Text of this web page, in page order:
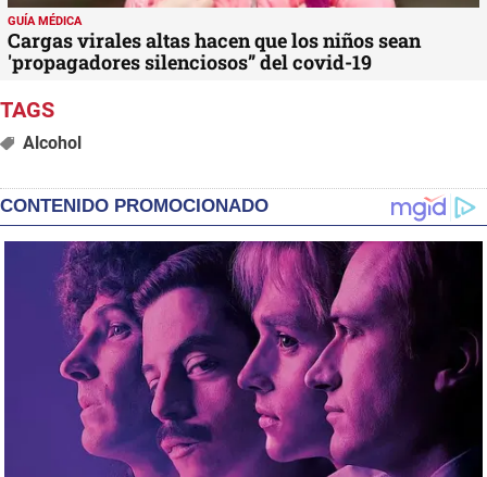
GUÍA MÉDICA
Cargas virales altas hacen que los niños sean
'propagadores silenciosos” del covid-19
Alcohol
CONTENIDO PROMOCIONADO